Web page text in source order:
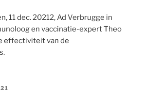
11 dec. 20212, Ad Verbrugge in
en vaccinatie-expert Theo
effectiviteit van de